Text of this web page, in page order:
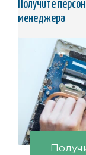
Получите
менеджера